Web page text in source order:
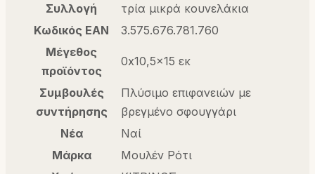
Συλλογή
τρία μικρά κουνελάκια
Κωδικός EAN
3.575.676.781.760
Μέγεθος
προϊόντος
0x10,5×15 εκ
Συμβουλές
συντήρησης
Πλύσιμο επιφανειών με
βρεγμένο σφουγγάρι
Νέα
Ναί
Μάρκα
Μουλέν Ρότι